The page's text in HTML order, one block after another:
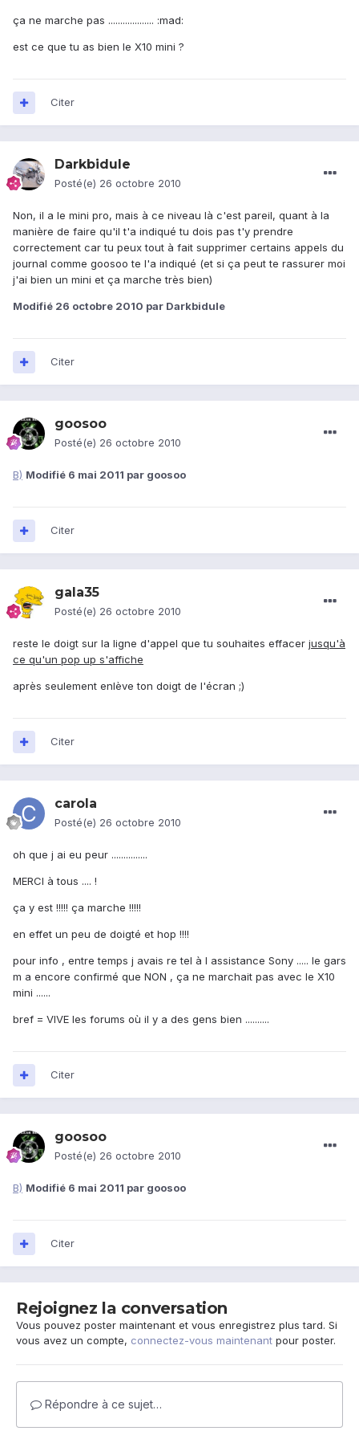
ça ne marche pas ................... :mad:
est ce que tu as bien le X10 mini ?
Citer
Darkbidule
Posté(e) 26 octobre 2010
Non, il a le mini pro, mais à ce niveau là c'est pareil, quant à la
manière de faire qu'il t'a indiqué tu dois pas t'y prendre
correctement car tu peux tout à fait supprimer certains appels du
journal comme goosoo te l'a indiqué (et si ça peut te rassurer moi
j'ai bien un mini et ça marche très bien)
Modifié 26 octobre 2010 par Darkbidule
Citer
goosoo
Posté(e) 26 octobre 2010
B) Modifié 6 mai 2011 par goosoo
Citer
gala35
Posté(e) 26 octobre 2010
reste le doigt sur la ligne d'appel que tu souhaites effacer jusqu'à
ce qu'un pop up s'affiche
après seulement enlève ton doigt de l'écran ;)
Citer
carola
Posté(e) 26 octobre 2010
oh que j ai eu peur ...............
MERCI à tous .... !
ça y est !!!!! ça marche !!!!!
en effet un peu de doigté et hop !!!!
pour info , entre temps j avais re tel à l assistance Sony ..... le gars
m a encore confirmé que NON , ça ne marchait pas avec le X10
mini ......
bref = VIVE les forums où il y a des gens bien ..........
Citer
goosoo
Posté(e) 26 octobre 2010
B) Modifié 6 mai 2011 par goosoo
Citer
Rejoignez la conversation
Vous pouvez poster maintenant et vous enregistrez plus tard. Si
vous avez un compte, connectez-vous maintenant pour poster.
Répondre à ce sujet…